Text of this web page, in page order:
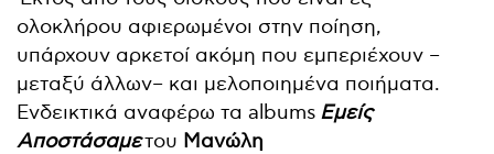
ολοκλήρου αφιερωμένοι στην ποίηση,
υπάρχουν αρκετοί ακόμη που εμπεριέχουν –
μεταξύ άλλων– και μελοποιημένα ποιήματα.
Ενδεικτικά αναφέρω τα albums Εμείς
Αποστάσαμετου Μανώλη